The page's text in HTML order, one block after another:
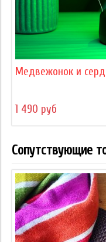
Медвежонок и
1 490 руб
Сопутствующие